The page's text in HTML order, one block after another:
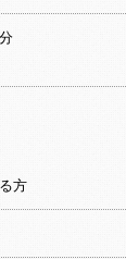
方